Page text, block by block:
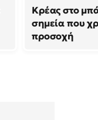
Κρέας στο
σημεία που
προσοχή